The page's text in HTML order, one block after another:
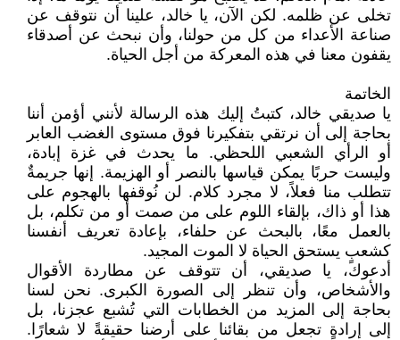
تخلى عن ظلمه. لكن الآن، يا خالد، علينا أن نتوقف عن
صناعة الأعداء من كل من حولنا، وأن نبحث عن أصدقاء
يقفون معنا في هذه المعركة من أجل الحياة.
الخاتمة
يا صديقي خالد، كتبتُ إليك هذه الرسالة لأنني أؤمن أننا
بحاجة إلى أن نرتقي بتفكيرنا فوق مستوى الغضب العابر
أو الرأي الشعبي اللحظي. ما يحدث في غزة إبادة،
وليست حربًا يمكن قياسها بالنصر أو الهزيمة. إنها جريمةٌ
تتطلب منا فعلاً، لا مجرد كلام. لن نُوقفها بالهجوم على
هذا أو ذاك، بإلقاء اللوم على من صمت أو من تكلم، بل
بالعمل معًا، بالبحث عن حلفاء، بإعادة تعريف أنفسنا
كشعبٍ يستحق الحياة لا الموت المجيد.
أدعوك، يا صديقي، أن تتوقف عن مطاردة الأقوال
والأشخاص، وأن تنظر إلى الصورة الكبرى. نحن لسنا
بحاجة إلى المزيد من الخطابات التي تُشبع عجزنا، بل
إلى إرادةٍ تجعل من بقائنا على أرضنا حقيقةً لا شعارًا.